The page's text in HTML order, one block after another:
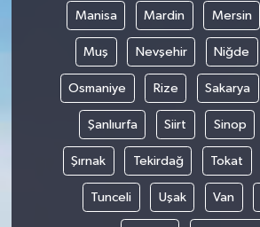
Manisa Mardin Mersin
Muş Nevşehir Niğde
Osmaniye Rize Sakarya
Şanlıurfa Siirt Sinop
Şırnak Tekirdağ Tokat
Tunceli Uşak Van